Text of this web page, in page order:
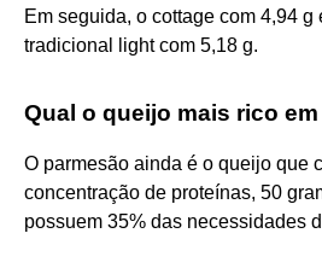
Em seguida, o cottage com 4,94 g
tradicional light com 5,18 g.
Qual o queijo mais rico
O parmesão ainda é o queijo que
concentração de proteínas, 50
possuem 35% das necessidades